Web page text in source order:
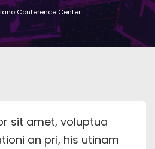
Conference Center
sit amet, voluptua
an pri, his utinam